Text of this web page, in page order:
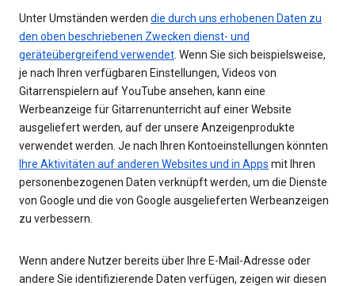
Unter Umständen werden die durch uns erhobenen Daten zu
den oben beschriebenen Zwecken dienst- und
geräteübergreifend verwendet . Wenn Sie sich beispielsweise,
je nach Ihren verfügbaren Einstellungen, Videos von
Gitarrenspielern auf YouTube ansehen, kann eine
Werbeanzeige für Gitarrenunterricht auf einer Website
ausgeliefert werden, auf der unsere Anzeigenprodukte
verwendet werden. Je nach Ihren Kontoeinstellungen könnten
Ihre Aktivitäten auf anderen Websites und in Apps mit Ihren
personenbezogenen Daten verknüpft werden, um die Dienste
von Google und die von Google ausgelieferten Werbeanzeigen
zu verbessern.
Wenn andere Nutzer bereits über Ihre E-Mail-Adresse oder
andere Sie identifizierende Daten verfügen, zeigen wir diesen